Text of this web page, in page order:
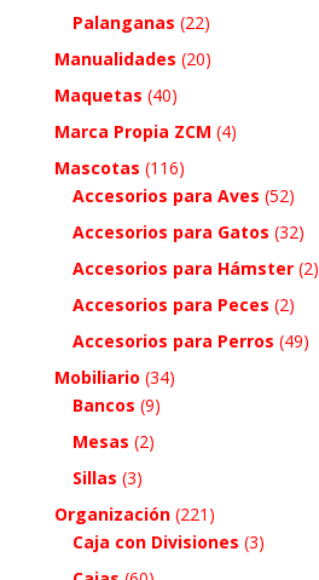
Palanganas (22)
Manualidades (20)
Maquetas (40)
Marca Propia ZCM (4)
Mascotas (116)
Accesorios para Aves (52)
Accesorios para Gatos (32)
Accesorios para Hámster (2)
Accesorios para Peces (2)
Accesorios para Perros (49)
Mobiliario (34)
Bancos (9)
Mesas (2)
Sillas (3)
Organización (221)
Caja con Divisiones (3)